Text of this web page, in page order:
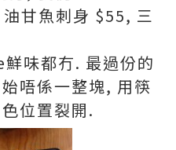
甘魚刺身 $55, 三
味都冇. 最過份的
唔係一整塊, 用筷
位置裂開.